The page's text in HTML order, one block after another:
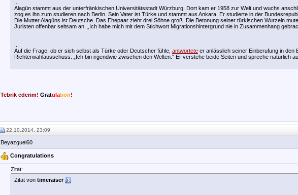
Alagün stammt aus der unterfränkischen Universitätsstadt Würzburg. Dort kam er 1958 zur Welt und wuchs
zog es ihn zum studieren nach Berlin. Sein Vater ist Türke und stammt aus Ankara. Er studierte in der
Die Mutter Alagüns ist Deutsche. Das Ehepaar zieht drei Söhne groß. Die Betonung seiner türkischen Wurzeln
Juristen offenbar seltsam an. „Ich habe mich mit dem Stichwort Migrationshintergrund nie in Zusammenhang
Auf die Frage, ob er sich selbst als Türke oder Deutscher fühle, antwortete er anlässlich seiner Einberufung in den
Richterwahlausschuss: „Ich bin irgendwie zwischen den Welten.“ Er verstehe beide Seiten und spreche natürlich
Tebrik ederim! Gratulation!
22.10.2014, 23:09
Beyazguel60
Congratulations
Zitat:
Zitat von timeraiser